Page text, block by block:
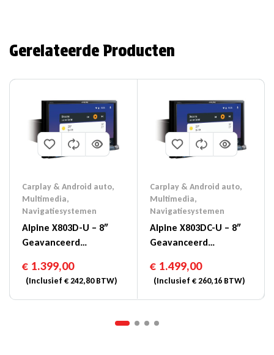
Gerelateerde Producten
Carplay & Android auto,
Multimedia,
Navigatiesystemen
Alpine X803D-U – 8″
Geavanceerd
€ 1.399,00
(Inclusief €242,80BTW)
Carplay & Android auto,
Multimedia,
Navigatiesystemen
Alpine X803DC-U – 8″
Geavanceerd
Database Voor
Vrachtwagens
€1.499,00
(Inclusief €260,16BTW)